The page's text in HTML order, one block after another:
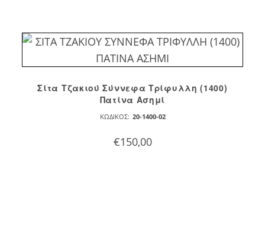
Σίτα Τζακιού Σύννεφα Τρίφυλλη (1400)
Πατίνα Ασημί
ΚΩΔΙΚΌΣ: 20-1400-02
€150,00